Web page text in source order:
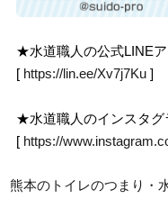
★水道職人の公式LINEア
[ https://lin.ee/Xv7j7Ku ]
★水道職人のインスタグ
[ https://
熊本のトイレのつまり・